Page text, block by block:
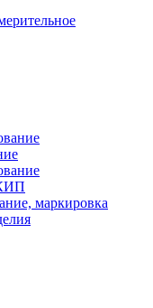
маркировка